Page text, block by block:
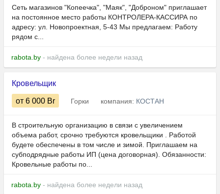
Сеть магазинов "Копеечка", "Маяк", "Доброном" приглашает
на постоянное место работы КОНТРОЛЕРА-КАССИРА по
адресу: ул. Новопроектная, 5-43 Мы предлагаем: Работу
рядом с...
rabota.by - найдена более недели назад
Кровельщик
от 6 000 Br Горки компания: КОСТАН
В строительную организацию в связи с увеличением
объема работ, срочно требуются кровельщики . Работой
будете обеспечены в том числе и зимой. Приглашаем на
субподрядные работы ИП (цена договорная). Обязанности:
Кровельные работы по...
rabota.by - найдена более недели назад